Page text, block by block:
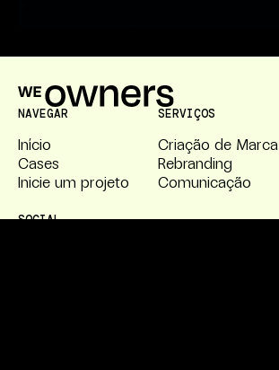
NAVEGAR
Início
Cases
Inicie um projeto
SERVIÇOS
Criação de Marca
Rebranding
Comunicação
SOCIAL